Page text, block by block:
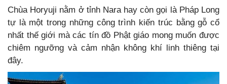
Chùa Horyuji nằm ở tỉnh Nara hay còn gọi là Pháp Long
tự là một trong những công trình kiến trúc bằng gỗ cổ
nhất thế giới mà các tín đồ Phật giáo mong muốn được
chiêm ngưỡng và cảm nhận không khí linh thiêng tại
đây.